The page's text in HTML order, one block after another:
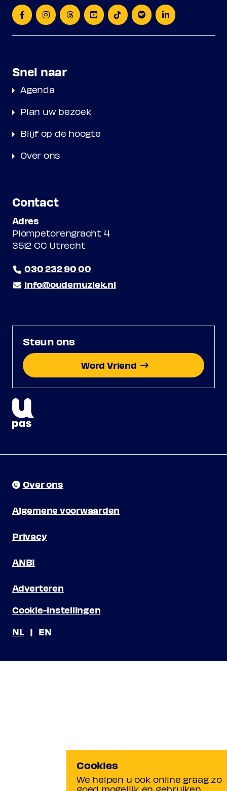
Snel naar
Agenda
Plan uw bezoek
Blijf op de hoogte
Over ons
Contact
Adres
Plompetorengracht 4
3512 CC Utrecht
030 232 90 00
info@oudemuziek.nl
Steun ons
Word Vriend
Over ons
Algemene voorwaarden
Privacy
ANBI
Adverteren
Cookie-instellingen
NL
EN
Cookies
We helpen u ook online graag zo
goed mogelijk en gebruiken